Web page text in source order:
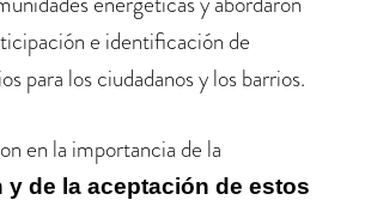
e identificación de
para los ciudadanos y los barrios.
en la importancia de la
de la aceptación de estos